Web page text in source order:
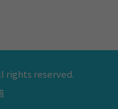
rights reserved.